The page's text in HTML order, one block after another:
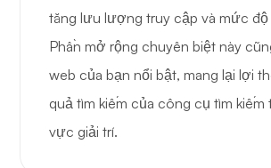
tăng lưu lượng truy cập và mức
Phần mở rộng chuyên biệt này
web của bạn nổi bật, mang lại lợi
quả tìm kiếm của công cụ tìm kiếm
vực giải trí.